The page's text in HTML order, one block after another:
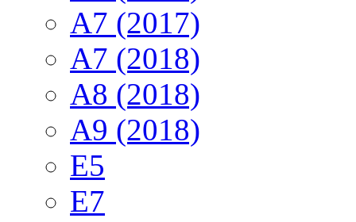
A7 (2017)
A7 (2018)
A8 (2018)
A9 (2018)
E5
E7